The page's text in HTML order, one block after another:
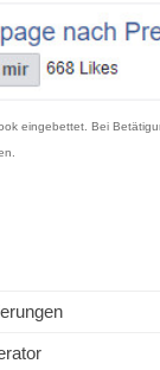
eingebettet. Bei